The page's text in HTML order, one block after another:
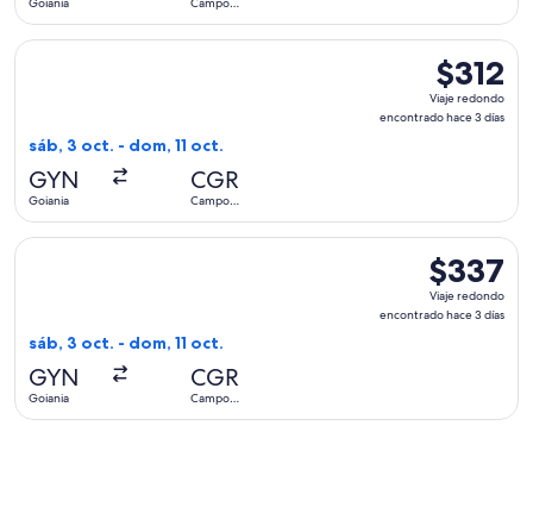
$312
Viaje
redondo,
$312
Viaje redondo
encontrado hace 3 días
sáb, 3 oct. - dom, 11 oct.
GYN
Goiania
CGR
Campo
Seleccionar vuelo de Azul, con salida el sáb, 3 oct. desde
$337
Viaje
redondo,
$337
Viaje redondo
encontrado hace 3 días
sáb, 3 oct. - dom, 11 oct.
GYN
Goiania
CGR
Campo
Seleccionar vuelo de LATAM Airlines Group, con salida el